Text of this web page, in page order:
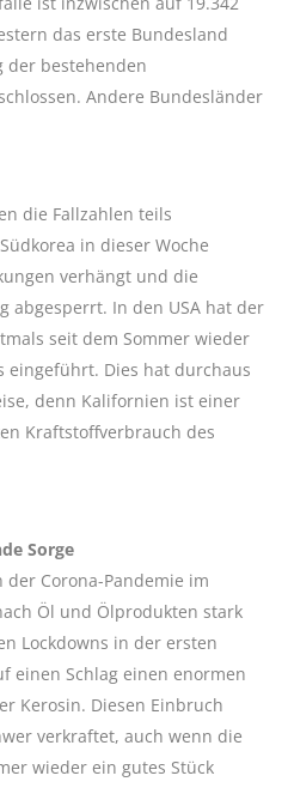
das erste Bundesland
der bestehenden
Andere Bundesländer
die Fallzahlen teils
in dieser Woche
verhängt und die
abgesperrt. In den USA hat der
seit dem Sommer wieder
eingeführt. Dies hat durchaus
denn Kalifornien ist einer
Kraftstoffverbrauch des
Sorge
Corona-Pandemie im
Öl und Ölprodukten stark
Lockdowns in der ersten
einen Schlag einen enormen
Kerosin. Diesen Einbruch
verkraftet, auch wenn die
wieder ein gutes Stück